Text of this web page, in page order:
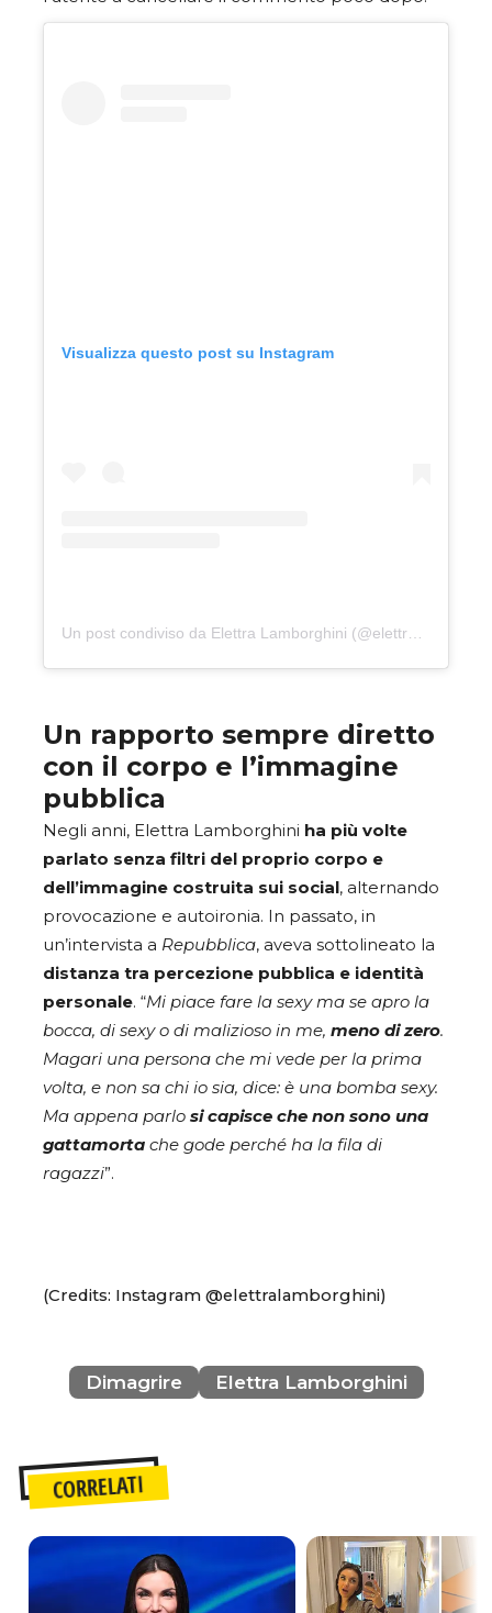
Visualizza questo post su Instagram
Un post condiviso da Elettra Lamborghini (@elettralamborghini)
Un rapporto sempre diretto
con il corpo e l’immagine
pubblica
Negli anni, Elettra Lamborghini ha più volte
parlato senza filtri del proprio corpo e
dell’immagine costruita sui social , alternando
provocazione e autoironia. In passato, in
un’intervista a Repubblica, aveva sottolineato la
distanza tra percezione pubblica e identità
personale. “Mi piace fare la sexy ma se apro la
bocca, di sexy o di malizioso in me, meno di zero.
Magari una persona che mi vede per la prima
volta, e non sa chi io sia, dice: è una bomba sexy.
Ma appena parlo si capisce che non sono una
gattamorta che gode perché ha la fila di
ragazzi”.
(Credits: Instagram @elettralamborghini)
Dimagrire Elettra Lamborghini
CORRELATI